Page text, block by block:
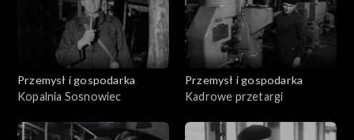
Przemysł i gospodarka
Kopalnia Sosnowiec
Przemysł i gospodarka
Kadrowe przetargi